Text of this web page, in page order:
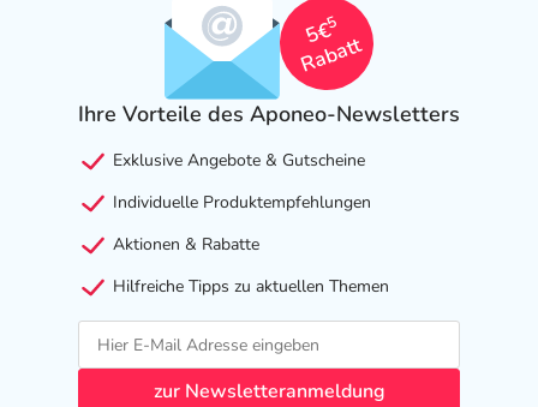
5€
5
Rabatt
Ihre Vorteile des Aponeo-Newsletters
Exklusive Angebote & Gutscheine
Individuelle Produktempfehlungen
Aktionen & Rabatte
Hilfreiche Tipps zu aktuellen Themen
zur Newsletteranmeldung